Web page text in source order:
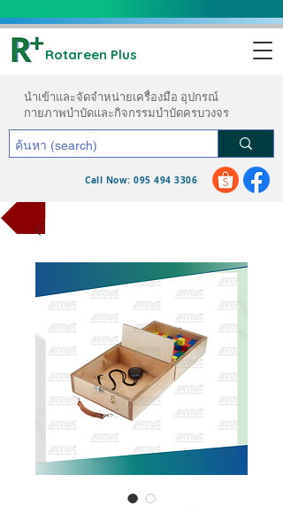
Rotareen Plus
นำเข้าและจัดจำหน่ายเครื่องมือ อุปกรณ์
กายภาพบำบัดและกิจกรรมบำบัดครบวงจร
Call Now: 095 494 3306